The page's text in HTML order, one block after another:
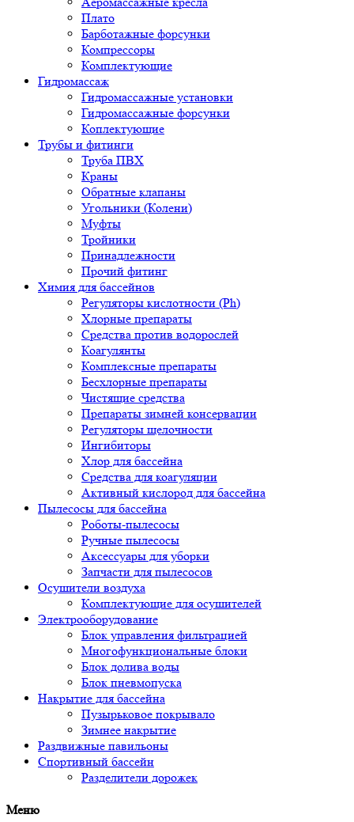
Плато
Барботажные форсунки
Компрессоры
Комплектующие
Гидромассаж
Гидромассажные установки
Гидромассажные форсунки
Коплектующие
Трубы и фитинги
Труба ПВХ
Краны
Обратные клапаны
Угольники (Колени)
Муфты
Тройники
Принадлежности
Прочий фитинг
Химия для бассейнов
Регуляторы кислотности (Ph)
Хлорные препараты
Средства против водорослей
Коагулянты
Комплексные препараты
Бесхлорные препараты
Чистящие средства
Препараты зимней консервации
Регуляторы щелочности
Ингибиторы
Хлор для бассейна
Средства для коагуляции
Активный кислород для бассейна
Пылесосы для бассейна
Роботы-пылесосы
Ручные пылесосы
Аксессуары для уборки
Запчасти для пылесосов
Осушители воздуха
Комплектующие для осушителей
Электрооборудование
Блок управления фильтрацией
Многофункциональные блоки
Блок долива воды
Блок пневмопуска
Накрытие для бассейна
Пузырьковое покрывало
Зимнее накрытие
Раздвижные павильоны
Спортивный бассейн
Разделители дорожек
Меню